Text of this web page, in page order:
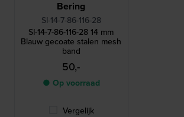
Bering
SI-14-7-86-116-28
SI-14-7-86-116-28 14 mm
Blauw gecoate stalen mesh
band
50,-
● Op voorraad
Vergelijk